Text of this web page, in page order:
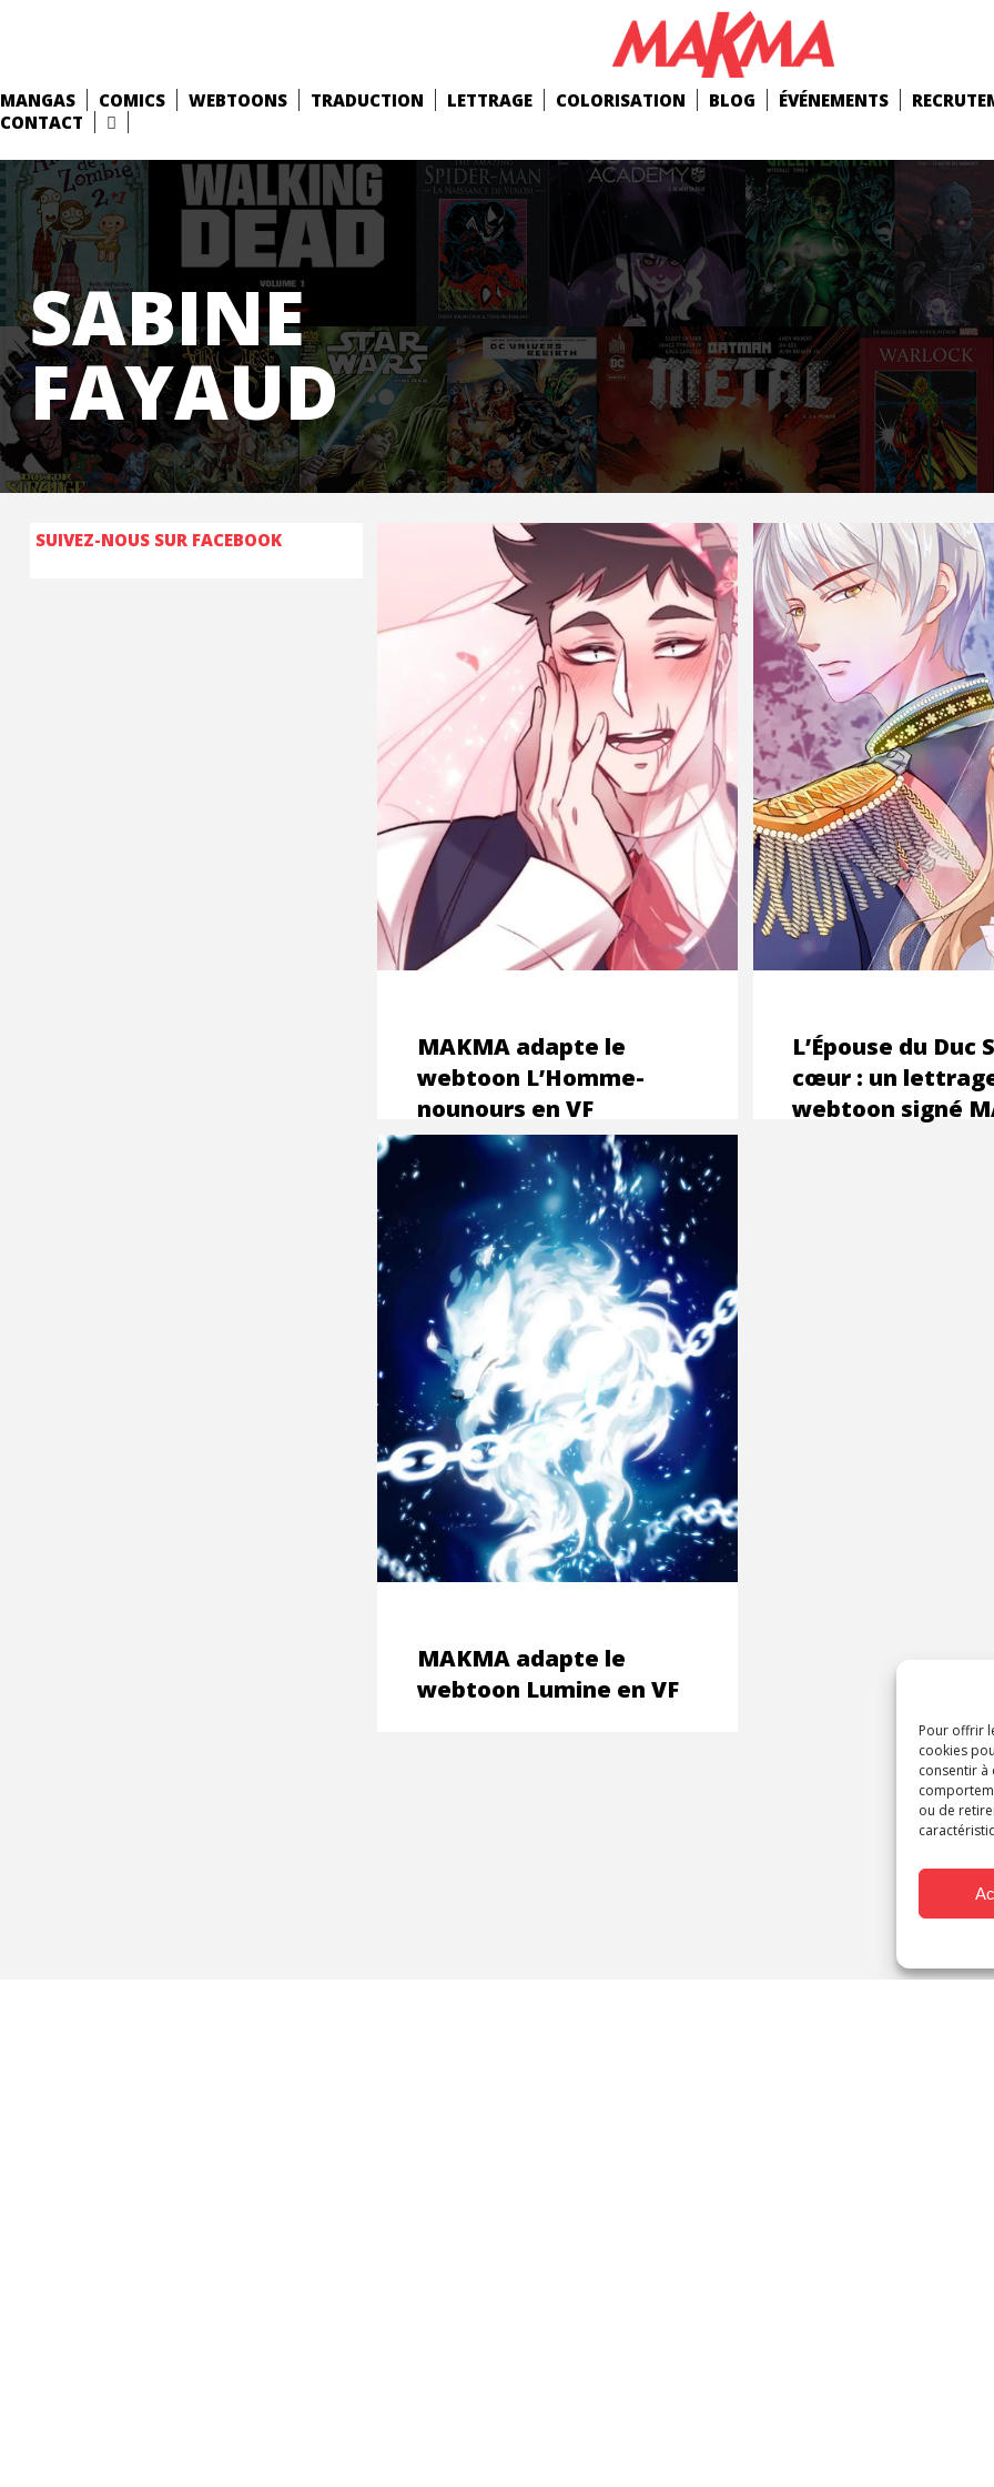
Pour offrir
cookies
consentir à
ou de
MANGAS COMICS WEBTOONS TRADUCTION LETTRAGE COLORISATION BLOG ÉVÉNEMENTS
CONTACT
SABINE
FAYAUD
SUIVEZ-NOUS SUR FACEBOOK
MAKMA adapte le
webtoon L’Homme-
nounours en VF
L’Épouse du Duc
cœur : un
webtoon signé
MAKMA adapte le
webtoon Lumine en VF